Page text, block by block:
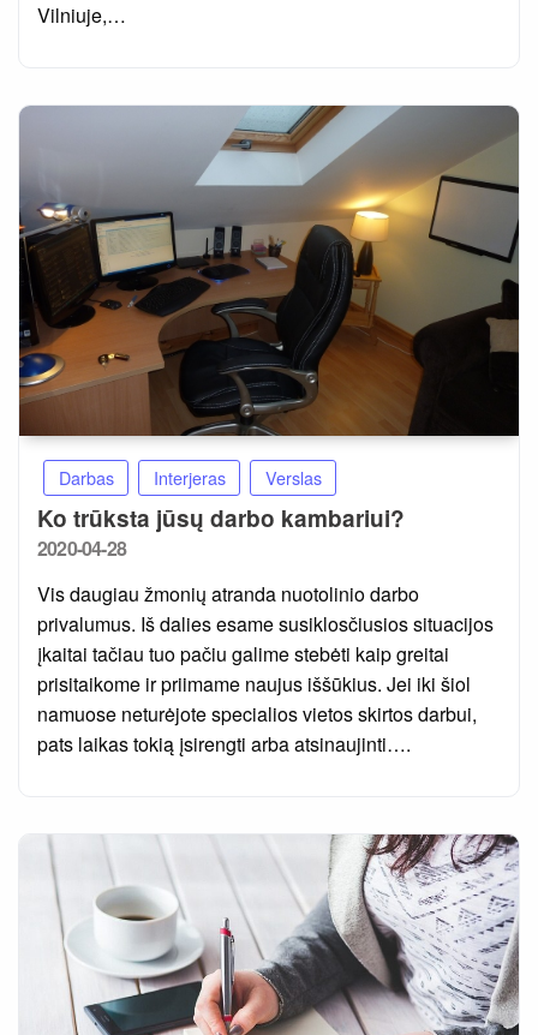
Vilniuje,…
Darbas Interjeras Verslas
Ko trūksta jūsų darbo kambariui?
Posted
2020-04-28
Vis daugiau žmonių atranda nuotolinio darbo
privalumus. Iš dalies esame susiklosčiusios situacijos
įkaitai tačiau tuo pačiu galime stebėti kaip greitai
prisitaikome ir priimame naujus iššūkius. Jei iki šiol
namuose neturėjote specialios vietos skirtos darbui,
pats laikas tokią įsirengti arba atsinaujinti….